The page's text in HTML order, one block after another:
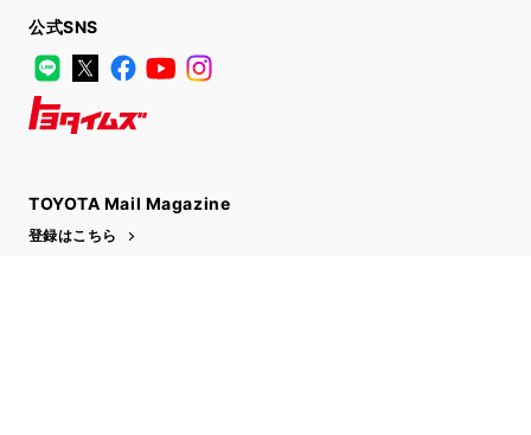
公式SNS
LINE
X FacebookYouTube
TOYOTA Mail Magazine
登録はこちら